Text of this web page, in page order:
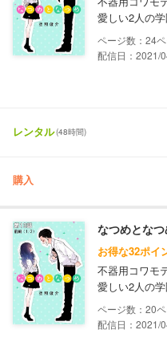
愛しい2人の
24
配信日：2021/
レンタル(48時間)
購入
なつめとなつ
お得な32ポイ
不器用コワモ
愛しい2人の
20
配信日：2021/